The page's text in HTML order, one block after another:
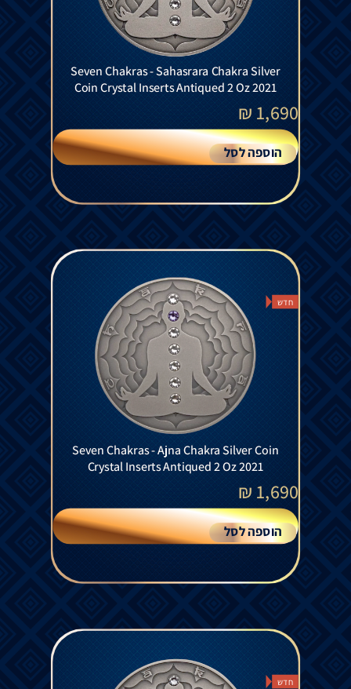
Seven Chakras - Sahasrara Chakra Silver
Coin Crystal Inserts Antiqued 2 Oz 2021
1,690
₪
הוספה לסל
חדש
Seven Chakras - Ajna Chakra Silver Coin
Crystal Inserts Antiqued 2 Oz 2021
1,690
₪
הוספה לסל
חדש